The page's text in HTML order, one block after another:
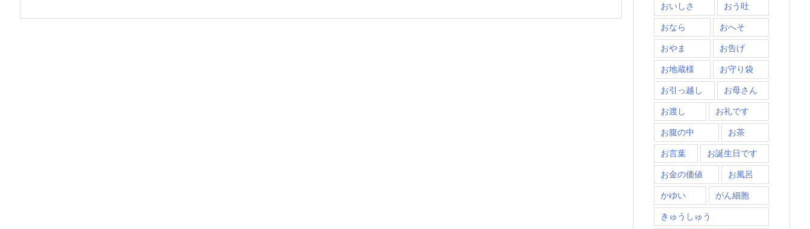
おいしさ おう吐
おなら おへそ
おやま お告げ
お地蔵様 お守り袋
お引っ越し お母さん
お渡し お礼です
お腹の中 お茶
お言葉 お誕生日です
お金の価値 お風呂
かゆい がん細胞
きゅうしゅう